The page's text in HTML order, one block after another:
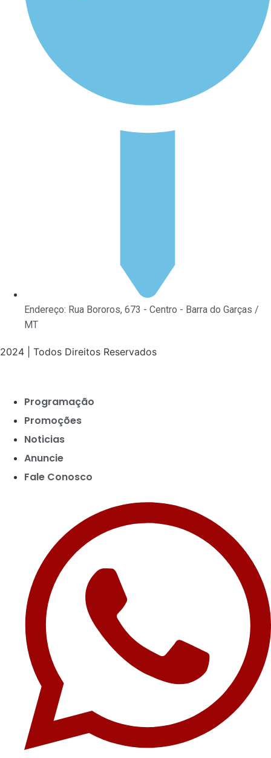
Endereço: Rua Bororos, 673 - Centro - Barra do Garças /
MT
2024 | Todos Direitos Reservados
Programação
Promoções
Noticias
Anuncie
Fale Conosco